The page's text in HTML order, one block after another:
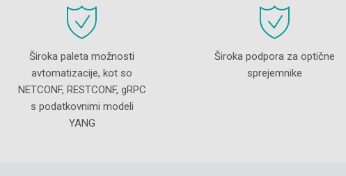
Široka paleta možnosti
avtomatizacije, kot so
NETCONF, RESTCONF, gRPC
s podatkovnimi modeli
YANG
Široka podpora za optične
sprejemnike